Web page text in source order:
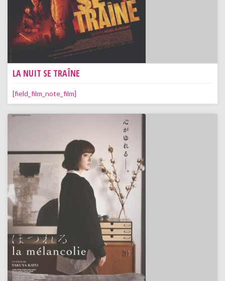
LA NUIT SE TRAÎNE
[field_film_note_film]